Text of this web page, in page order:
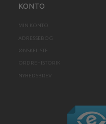
KONTO
MIN KONTO
ADRESSEBOG
ØNSKELISTE
ORDREHISTORIK
NYHEDSBREV